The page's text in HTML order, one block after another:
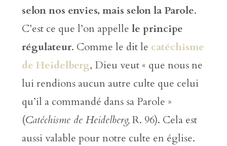
selon nos envies, mais selon la Parole.
C’est ce que l’on appelle le principe
régulateur. Comme le dit le catéchisme
de Heidelberg, Dieu veut « que nous ne
lui rendions aucun autre culte que celui
qu’il a commandé dans sa Parole »
(Catéchisme de Heidelberg,R. 96). Cela est
aussi valable pour notre culte en église.